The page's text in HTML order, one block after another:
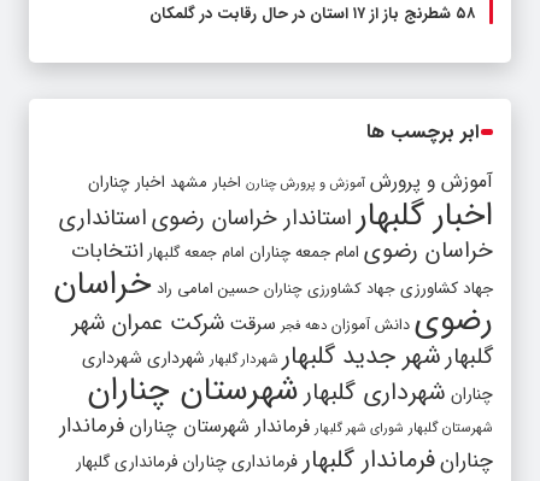
۵۸ شطرنج‌ باز از ۱۷ استان در حال رقابت در گلمکان
ابر برچسب ها
آموزش و پرورش آموزش و پرورش چنارن اخبار مشهد اخبار چناران
اخبار گلبهار استاندار خراسان رضویاستانداری
خراسان رضوی امام جمعه چناران امام جمعه گلبهار انتخابات
جهاد کشاورزی جهاد کشاورزی چناران حسین امامی راد خراسان
رضوی دانش آموزان دهه فجر سرقت شرکت عمران شهر
گلبهارشهر جدید گلبهار شهردار گلبهار شهرداری شهرداری
چناران شهرداری گلبهار شهرستان چناران
شهرستان گلبهار شورای شهر گلبهار فرماندار شهرستان چناران فرماندار
چنارانفرماندار گلبهار فرمانداری چناران فرمانداری گلبهار